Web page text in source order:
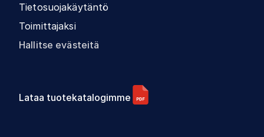
Tietosuojakäytäntö
Toimittajaksi
Hallitse evästeitä
Lataa tuotekatalogimme